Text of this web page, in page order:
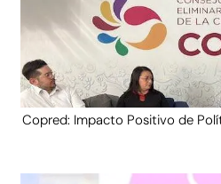
Copred: Impacto Positivo de